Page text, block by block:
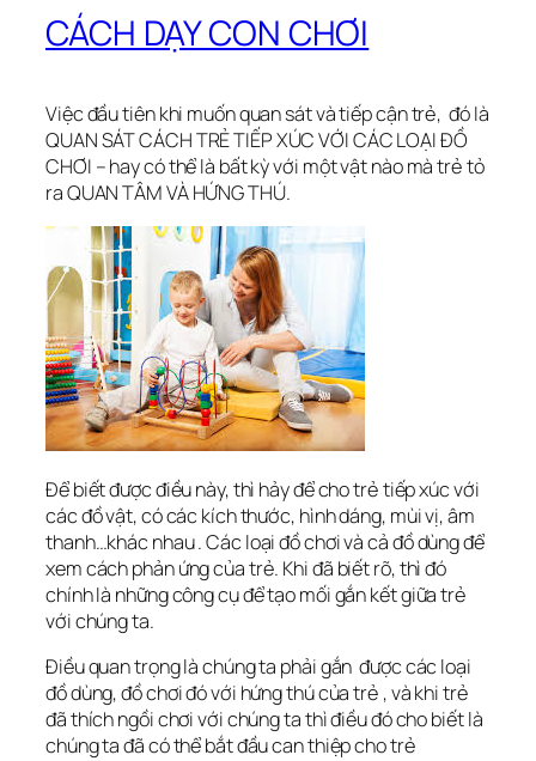
CÁCH DẠY CON CHƠI
Việc đầu tiên khi muốn quan sát và tiếp cận trẻ, đó là
QUAN SÁT CÁCH TRẺ TIẾP XÚC VỚI CÁC LOẠI ĐỒ
CHƠI – hay có thể là bất kỳ với một vật nào mà trẻ tỏ
ra QUAN TÂM VÀ HỨNG THÚ.
Để biết được điều này, thì hảy để cho trẻ tiếp xúc với
các đồ vật, có các kích thước, hình dáng, mùi vị, âm
thanh…khác nhau . Các loại đồ chơi và cả đồ dùng để
xem cách phản ứng của trẻ. Khi đã biết rõ, thì đó
chính là những công cụ để tạo mối gắn kết giữa trẻ
với chúng ta.
Điều quan trọng là chúng ta phải gắn được các loại
đồ dùng, đồ chơi đó với hứng thú của trẻ , và khi trẻ
đã thích ngồi chơi với chúng ta thì điều đó cho biết là
chúng ta đã có thể bắt đầu can thiệp cho trẻ